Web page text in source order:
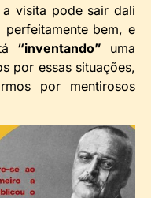
visita pode sair dali
perfeitamente bem, e
“inventando” uma
por essas situações,
por mentirosos